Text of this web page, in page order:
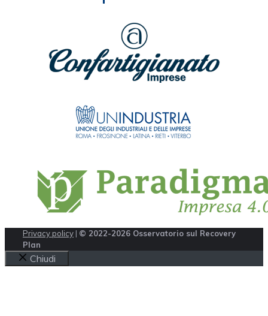
Privacy policy | © 2022-2026 Osservatorio sul Recovery
Plan
Chiudi